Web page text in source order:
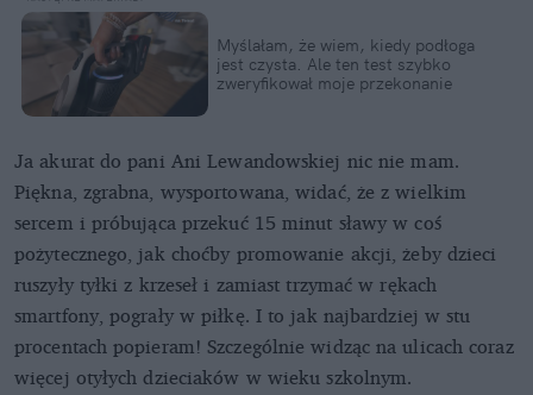
Myślałam, że wiem, kiedy podłoga
jest czysta. Ale ten test szybko
zweryfikował moje przekonanie
Ja akurat do pani Ani Lewandowskiej nic nie mam.
Piękna, zgrabna, wysportowana, widać, że z wielkim
sercem i próbująca przekuć 15 minut sławy w coś
pożytecznego, jak choćby promowanie akcji, żeby dzieci
ruszyły tyłki z krzeseł i zamiast trzymać w rękach
smartfony, pograły w piłkę. I to jak najbardziej w stu
procentach popieram! Szczególnie widząc na ulicach coraz
więcej otyłych dzieciaków w wieku szkolnym.